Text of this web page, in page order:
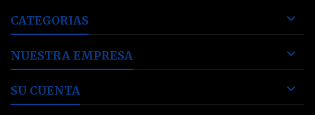
CATEGORIAS 
NUESTRA EMPRESA 
SU CUENTA 